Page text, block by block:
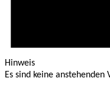
Hinweis
Es sind keine